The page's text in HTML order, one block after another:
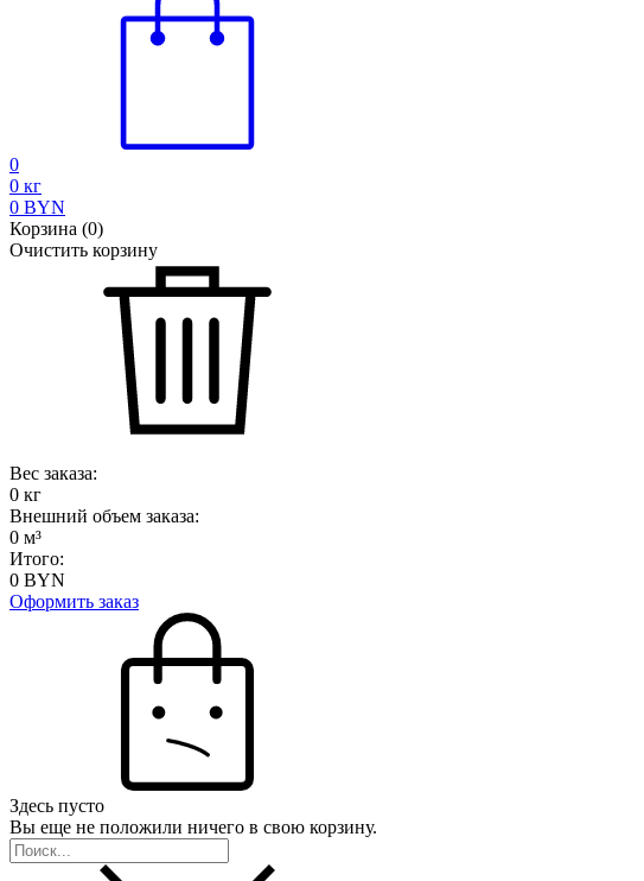
0
0 кг
0 BYN
Корзина (0)
Очистить корзину
Вес заказа:
0 кг
Внешний объем заказа:
0 м³
Итого:
0 BYN
Оформить заказ
Здесь пусто
Вы еще не положили ничего в свою корзину.